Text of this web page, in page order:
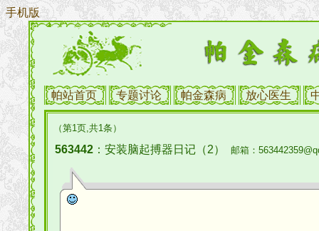
手机版
帕站首页 专题讨论 帕金森病 放心医生
（第1页,共1条）
563442 ：安装脑起搏器日记（2） 邮箱：